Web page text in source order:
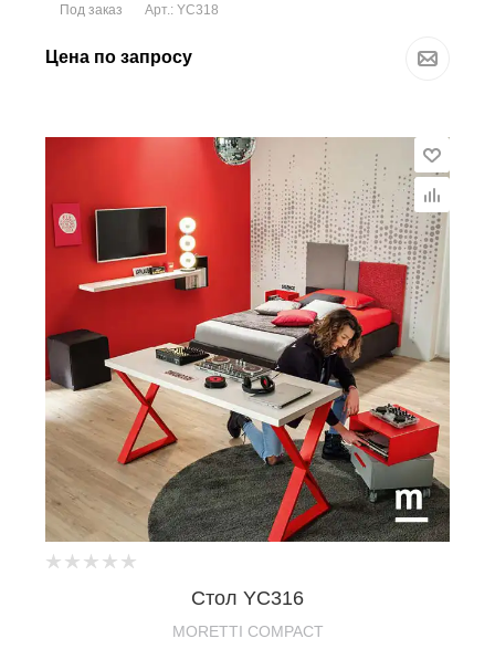
Под заказ Арт.: YC318
Цена по запросу
Стол YC316
MORETTI COMPACT